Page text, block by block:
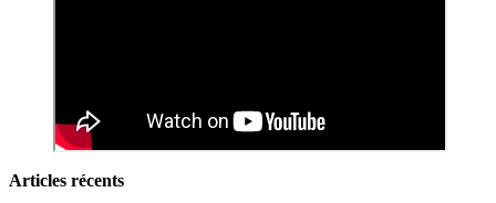
Articles récents